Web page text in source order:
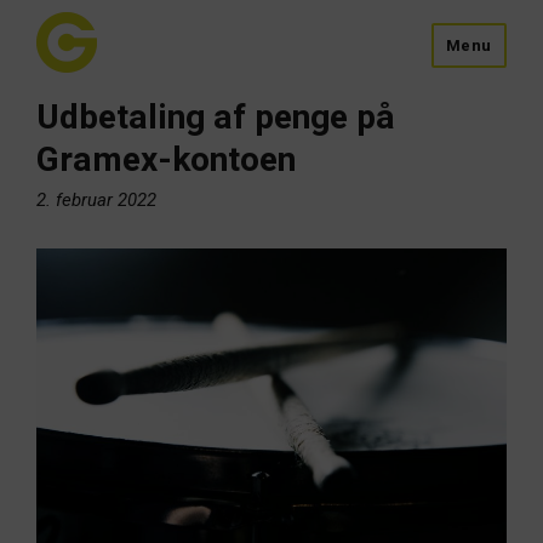
Menu
Udbetaling af penge på
Gramex-kontoen
2. februar 2022